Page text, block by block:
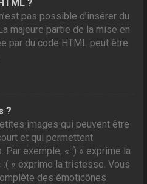
?
pas possible d’insérer du
majeure partie de la mise en
par du code HTML peut être
?
images qui peuvent être
et qui permettent
Par exemple, « :) » exprime la
:( » exprime la tristesse. Vous
des émoticônes